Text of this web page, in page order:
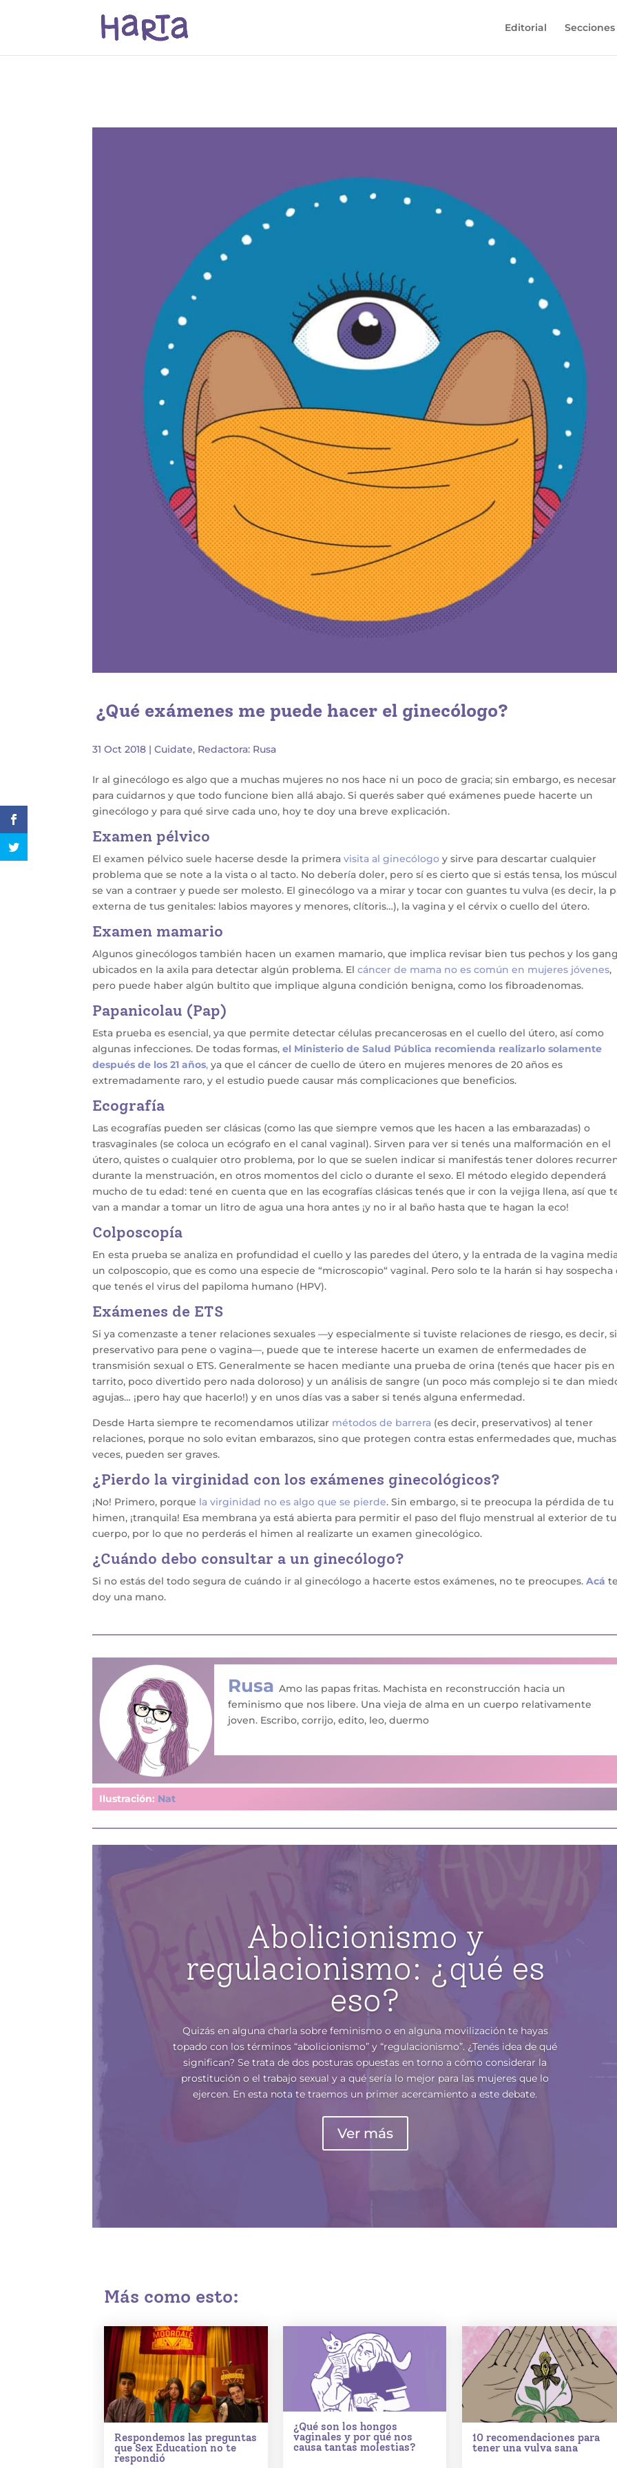
Editorial Secciones
¿Qué exámenes me puede hacer el ginecólogo?
31 Oct 2018 |Cuidate, Redactora: Rusa
Ir al ginecólogo es algo que a muchas mujeres no nos hace ni un poco de gracia; sin embargo, es
para cuidarnos y que todo funcione bien allá abajo. Si querés saber qué exámenes puede hacerte un
ginecólogo y para qué sirve cada uno, hoy te doy una breve explicación.
Examen pélvico
El examen pélvico suele hacerse desde la primeravisita al ginecólogo y sirve para descartar cualquier
problema que se note a la vista o al tacto. No debería doler, pero sí es cierto que si estás tensa, los
se van a contraer y puede ser molesto. El ginecólogo va a mirar y tocar con guantes tu vulva (es decir, la
externa de tus genitales: labios mayores y menores, clítoris…), la vagina y el cérvix o cuello del útero.
Examen mamario
Algunos ginecólogos también hacen un examen mamario, que implica revisar bien tus pechos y los
ubicados en la axila para detectar algún problema. Elcáncer de mama no es común en mujeres jóvenes,
pero puede haber algún bultito que implique alguna condición benigna, como los fibroadenomas.
Papanicolau (Pap)
Esta prueba es esencial, ya que permite detectar células precancerosas en el cuello del útero, así como
algunas infecciones. De todas formas,el Ministerio de Salud Pública recomienda realizarlo solamente
después de los 21 años, ya que el cáncer de cuello de útero en mujeres menores de 20 años es
extremadamente raro, y el estudio puede causar más complicaciones que beneficios.
Ecografía
Las ecografías pueden ser clásicas (como las que siempre vemos que les hacen a las embarazadas) o
trasvaginales (se coloca un ecógrafo en el canal vaginal). Sirven para ver si tenés una malformación en el
útero, quistes o cualquier otro problema, por lo que se suelen indicar si manifestás tener dolores
durante la menstruación, en otros momentos del ciclo o durante el sexo. El método elegido dependerá
mucho de tu edad: tené en cuenta que en las ecografías clásicas tenés que ir con la vejiga llena, así que
van a mandar a tomar un litro de agua una hora antes ¡y no ir al baño hasta que te hagan la eco!
Colposcopía
En esta prueba se analiza en profundidad el cuello y las paredes del útero, y la entrada de la vagina
un colposcopio, que es como una especie de “microscopio“ vaginal. Pero solo te la harán si hay sospecha
que tenés el virus del papiloma humano (HPV).
Exámenes de ETS
Si ya comenzaste a tener relaciones sexuales —y especialmente si tuviste relaciones de riesgo, es decir,
preservativo para pene o vagina—, puede que te interese hacerte un examen de enfermedades de
transmisión sexual o ETS. Generalmente se hacen mediante una prueba de orina (tenés que hacer pis
tarrito, poco divertido pero nada doloroso) y un análisis de sangre (un poco más complejo si te dan
agujas… ¡pero hay que hacerlo!) y en unos días vas a saber si tenés alguna enfermedad.
Desde Harta siempre te recomendamos utilizar métodos de barrera (es decir, preservativos) al tener
relaciones, porque no solo evitan embarazos, sino que protegen contra estas enfermedades que, muchas
veces, pueden ser graves.
¿Pierdo la virginidad con los exámenes ginecológicos?
¡No! Primero, porque la virginidad no es algo que se pierde. Sin embargo, si te preocupa la pérdida de tu
himen, ¡tranquila! Esa membrana ya está abierta para permitir el paso del flujo menstrual al exterior de tu
cuerpo, por lo que no perderás el himen al realizarte un examen ginecológico.
¿Cuándo debo consultar a un ginecólogo?
Si no estás del todo segura de cuándo ir al ginecólogo a hacerte estos exámenes, no te preocupes.Acá
doy una mano.
Rusa Amo las papas fritas. Machista en reconstrucción hacia un
feminismo que nos libere. Una vieja de alma en un cuerpo relativamente
joven. Escribo, corrijo, edito, leo, duermo
Ilustración: Nat
Abolicionismo y
regulacionismo: ¿qué es
eso?
Quizás en alguna charla sobre feminismo o en alguna movilización te hayas
topado con los términos “abolicionismo” y “regulacionismo”. ¿Tenés idea de qué
significan? Se trata de dos posturas opuestas en torno a cómo considerar la
prostitución o el trabajo sexual y a qué sería lo mejor para las mujeres que lo
ejercen. En esta nota te traemos un primer acercamiento a este debate.
Ver más
Más como esto:
Respondemos las preguntas
que Sex Education no te
respondió
¿Qué son los hongos
vaginales y por qué nos
causa tantas molestias?
10 recomendaciones para
tener una vulva sana